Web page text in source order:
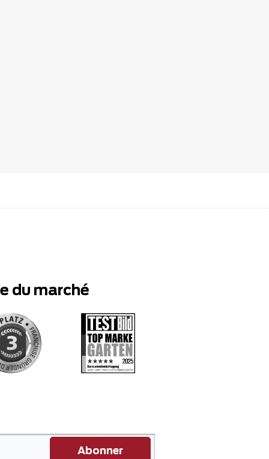
du marché
Abonner